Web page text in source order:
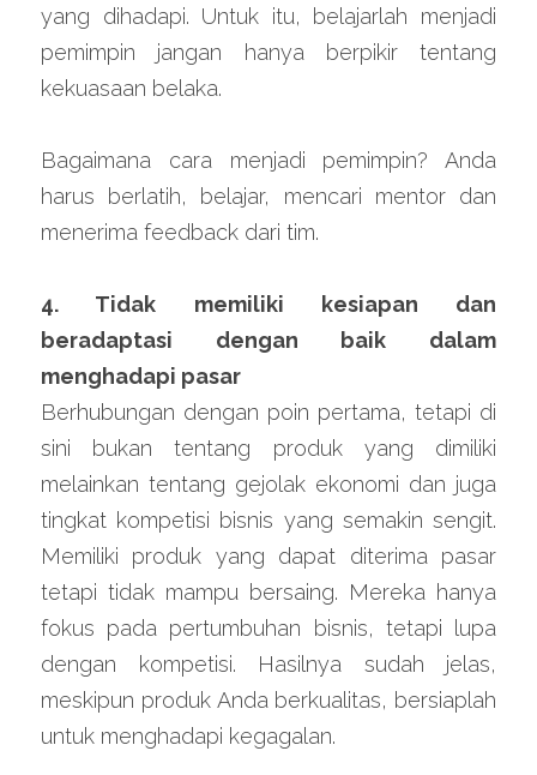
yang dihadapi. Untuk itu, belajarlah menjadi
pemimpin jangan hanya berpikir tentang
kekuasaan belaka.
Bagaimana cara menjadi pemimpin? Anda
harus berlatih, belajar, mencari mentor dan
menerima feedback dari tim.
4. Tidak memiliki kesiapan dan
beradaptasi dengan baik dalam
menghadapi pasar
Berhubungan dengan poin pertama, tetapi di
sini bukan tentang produk yang dimiliki
melainkan tentang gejolak ekonomi dan juga
tingkat kompetisi bisnis yang semakin sengit.
Memiliki produk yang dapat diterima pasar
tetapi tidak mampu bersaing. Mereka hanya
fokus pada pertumbuhan bisnis, tetapi lupa
dengan kompetisi. Hasilnya sudah jelas,
meskipun produk Anda berkualitas, bersiaplah
untuk menghadapi kegagalan.